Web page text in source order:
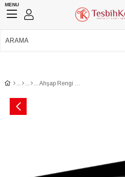
MENU
Ahşap Rengi Balık Tesbih